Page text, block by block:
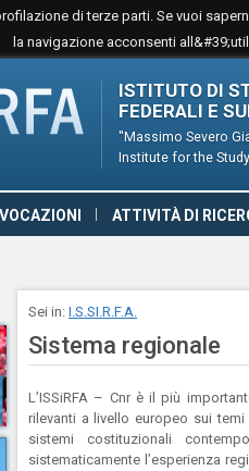
di terze parti. Se vuoi
la navigazione acconsenti
ISTITUTO DI
FEDERALI E
''Massimo Severo
Institute for the
ATTIVITÀ DI
Sei in: I.S.SI.R.F.A.
Sistema regionale
L’ISSiRFA – Cnr è il più
rilevanti a livello europeo sui
sistemi costituzionali
sistematicamente l’esperienza